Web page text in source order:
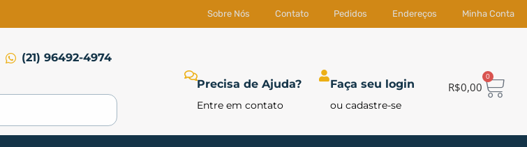
Sobre Nós Contato Pedidos Endereços Minha Conta
(21) 96492-4974
Precisa de Ajuda?
Entre em contato
Faça seu login
ou cadastre-se
R$0,00
0